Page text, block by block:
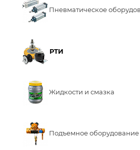
Пневматическое
РТИ
Жидкости и смазка
Подъемное оборудование